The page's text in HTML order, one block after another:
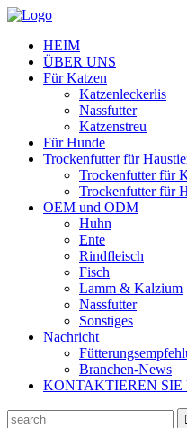
HEIM
ÜBER UNS
Für Katzen
Katzenleckerlis
Nassfutter
Katzenstreu
Für Hunde
Trockenfutter für
Trockenfutter für
Trockenfutter für
OEM und ODM
Huhn
Ente
Rindfleisch
Fisch
Lamm & Kalzium
Nassfutter
Sonstiges
Nachricht
Branchen-News
KONTAKTIEREN SIE